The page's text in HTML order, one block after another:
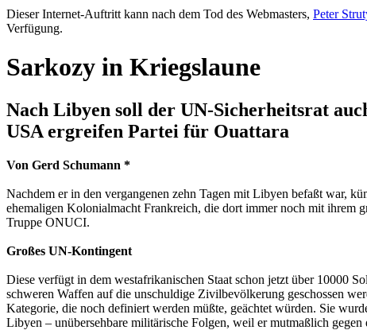
Dieser Internet-Auftritt kann nach dem Tod des Webmasters, Peter
Verfügung.
Sarkozy in Kriegslaune
Nach Libyen soll der UN-Sicherheitsrat
USA ergreifen Partei für Ouattara
Von Gerd Schumann *
Nachdem er in den vergangenen zehn Tagen mit Libyen befaßt war,
ehemaligen Kolonialmacht Frankreich, die dort immer noch mit ihrem
Truppe ONUCI.
Großes UN-Kontingent
Diese verfügt in dem westafrikanischen Staat schon jetzt über 10000
schweren Waffen auf die unschuldige Zivilbevölkerung geschossen
Kategorie, die noch definiert werden müßte, geächtet würden. Sie
Libyen – unübersehbare militärische Folgen, weil er mutmaßlich